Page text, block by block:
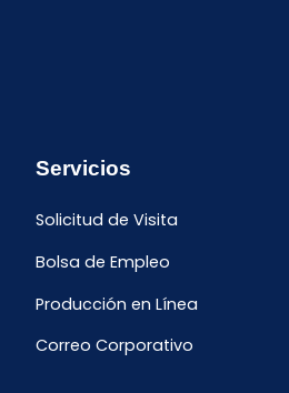
Servicios
Solicitud de Visita
Bolsa de Empleo
Producción en Línea
Correo Corporativo